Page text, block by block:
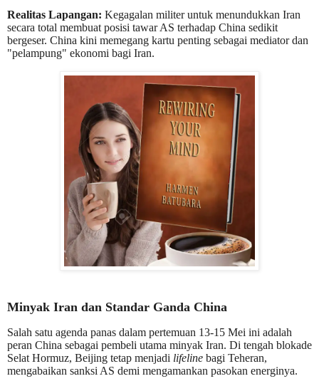
Realitas Lapangan: Kegagalan militer untuk menundukkan Iran
secara total membuat posisi tawar AS terhadap China sedikit
bergeser. China kini memegang kartu penting sebagai mediator dan
"pelampung" ekonomi bagi Iran.
Minyak Iran dan Standar Ganda China
Salah satu agenda panas dalam pertemuan 13-15 Mei ini adalah
peran China sebagai pembeli utama minyak Iran. Di tengah blokade
Selat Hormuz, Beijing tetap menjadi lifeline bagi Teheran,
mengabaikan sanksi AS demi mengamankan pasokan energinya.